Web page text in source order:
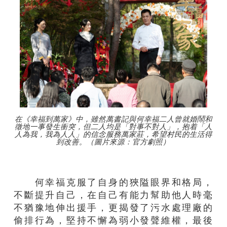
在《幸福到萬家》中，雖然萬書記與何幸福二人曾就婚鬧和
徵地一事發生衝突，但二人均是「對事不對人」，抱着「人
人為我，我為人人」的信念服務萬家莊，希望村民的生活得
到改善。（圖片來源：官方劇照）
何幸福克服了自身的狹隘眼界和格局，
不斷提升自己，在自己有能力幫助他人時毫
不猶豫地伸出援手，更揭發了污水處理廠的
偷排行為，堅持不懈為弱小發聲維權，最後